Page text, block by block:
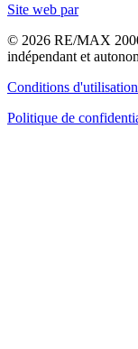
Site web par
© 2026 RE/MAX
indépendant et
Conditions d'utilisation
Politique de